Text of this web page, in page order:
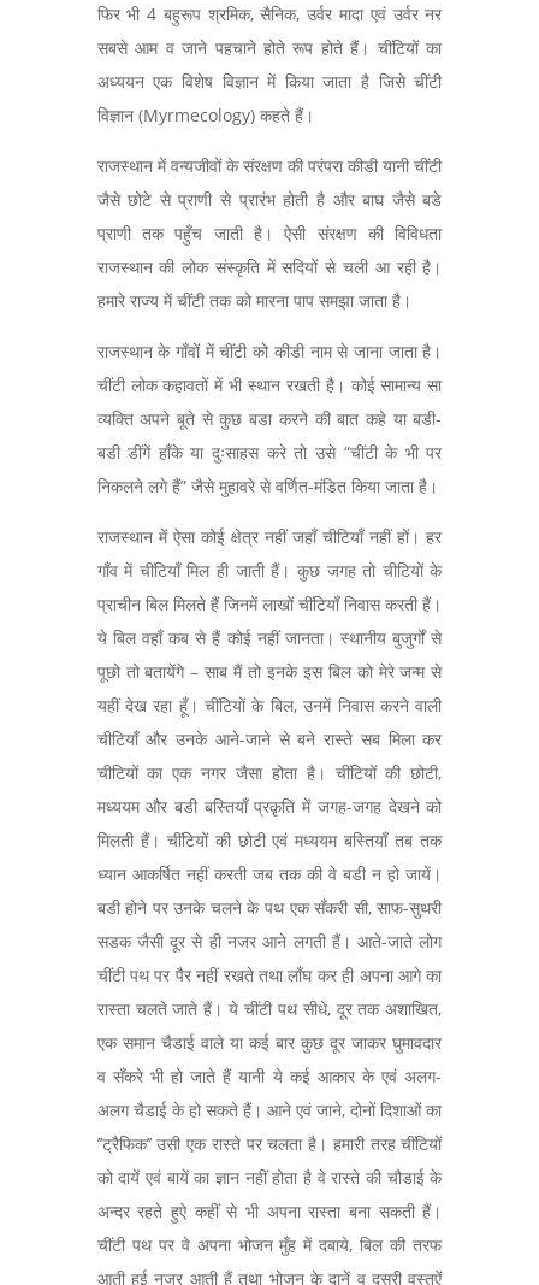
फिर भी 4 बहुरूप श्रमिक, सैनिक, उर्वर मादा एवं उर्वर नर
सबसे आम व जाने पहचाने होते रूप होते हैं। चींटियों का
अध्ययन एक विशेष विज्ञान में किया जाता है जिसे चींटी
विज्ञान (Myrmecology) कहते हैं।
राजस्थान में वन्यजीवों के संरक्षण की परंपरा कीडी यानी चींटी
जैसे छोटे से प्राणी से प्रारंभ होती है और बाघ जैसे बडे
प्राणी तक पहुँच जाती है। ऐसी संरक्षण की विविधता
राजस्थान की लोक संस्कृति में सदियों से चली आ रही है।
हमारे राज्य में चींटी तक को मारना पाप समझा जाता है।
राजस्थान के गाँवों में चींटी को कीडी नाम से जाना जाता है।
चींटी लोक कहावतों में भी स्थान रखती है। कोई सामान्य सा
व्यक्ति अपने बूते से कुछ बडा करने की बात कहे या बडी-
बडी डींगें हाँके या दुःसाहस करे तो उसे “चींटी के भी पर
निकलने लगे हैं” जैसे मुहावरे से वर्णित-मंडित किया जाता है।
राजस्थान में ऐसा कोई क्षेत्र नहीं जहाँ चीटियाँ नहीं हों। हर
गाँव में चींटियाँ मिल ही जाती हैं। कुछ जगह तो चीटियों के
प्राचीन बिल मिलते हैं जिनमें लाखों चींटियाँ निवास करती हैं।
ये बिल वहाँ कब से हैं कोई नहीं जानता। स्थानीय बुजुर्गों से
पूछो तो बतायेंगे – साब मैं तो इनके इस बिल को मेरे जन्म से
यहीं देख रहा हूँ। चींटियों के बिल, उनमें निवास करने वाली
चीटियाँ और उनके आने-जाने से बने रास्ते सब मिला कर
चीटियों का एक नगर जैसा होता है। चींटियों की छोटी,
मध्ययम और बडी बस्तियाँ प्रकृति में जगह-जगह देखने को
मिलती हैं। चींटियों की छोटी एवं मध्ययम बस्तियाँ तब तक
ध्यान आकर्षित नहीं करती जब तक की वे बडी न हो जायें।
बडी होने पर उनके चलने के पथ एक सँकरी सी, साफ-सुथरी
सडक जैसी दूर से ही नजर आने लगती हैं। आते-जाते लोग
चींटी पथ पर पैर नहीं रखते तथा लाँघ कर ही अपना आगे का
रास्ता चलते जाते हैं। ये चींटी पथ सीधे, दूर तक अशाखित,
एक समान चैडाई वाले या कई बार कुछ दूर जाकर घुमावदार
व सँकरे भी हो जाते हैं यानी ये कई आकार के एवं अलग-
अलग चैडाई के हो सकते हैं। आने एवं जाने, दोनों दिशाओं का
’’ट्रैफिक’’ उसी एक रास्ते पर चलता है। हमारी तरह चींटियों
को दायें एवं बायें का ज्ञान नहीं होता है वे रास्ते की चौडाई के
अन्दर रहते हुऐ कहीं से भी अपना रास्ता बना सकती हैं।
चींटी पथ पर वे अपना भोजन मुँह में दबाये, बिल की तरफ
आती हुई नजर आती हैं तथा भोजन के दानें व दूसरी वस्तुऐं